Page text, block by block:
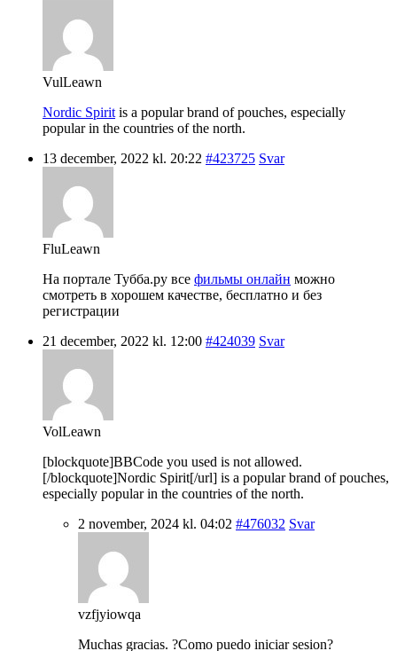
VulLeawn
Nordic Spirit is a popular brand of pouches, especially
popular in the countries of the north.
13 december, 2022 kl. 20:22 #423725 Svar
FluLeawn
На портале Тубба.ру все фильмы онлайн можно
смотреть в хорошем качестве, бесплатно и без
регистрации
21 december, 2022 kl. 12:00 #424039 Svar
VolLeawn
[blockquote]BBCode you used is not allowed.
[/blockquote]Nordic Spirit[/url] is a popular brand of pouches,
especially popular in the countries of the north.
2 november, 2024 kl. 04:02 #476032 Svar
vzfjyiowqa
Muchas gracias. ?Como puedo iniciar sesion?